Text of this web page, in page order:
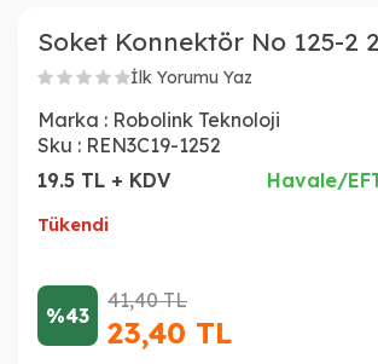
Soket Konnektör No 125-2
İlk Yorumu Yaz
Marka : Robolink Teknoloji
Sku : REN3C19-1252
19.5 TL + KDV
Havale/
Tükendi
%43
41,40TL
23,40 TL